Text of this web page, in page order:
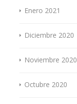
Enero 2021
Diciembre 2020
Noviembre 2020
Octubre 2020